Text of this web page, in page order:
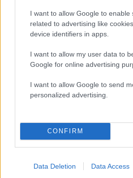
I want to allow Google to enable
related to advertising like
device identifiers in apps.
I want to allow my user data to
Google for online advertising
I want to allow Google to send
personalized advertising.
CONFIRM
Data Deletion Data Access
Δημήτρης Γιαννακόπουλος
Αγγελόπουλους: «Το πιο
που έχουν πάρει ποτέ»